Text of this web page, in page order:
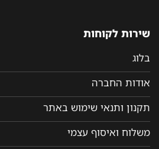
שירות לקוחות
בלוג
אודות החברה
תקנון ותנאי שימוש באתר
משלוח ואיסוף עצמי